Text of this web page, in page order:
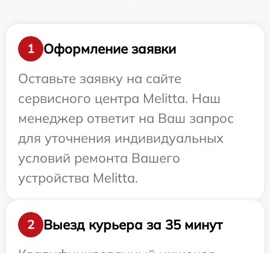
1
Оформление заявки
Оставьте заявку на сайте
сервисного центра Melitta. Наш
менеджер ответит на Ваш запрос
для уточнения индивидуальных
условий ремонта Вашего
устройства Melitta.
2
Выезд курьера за 35 минут